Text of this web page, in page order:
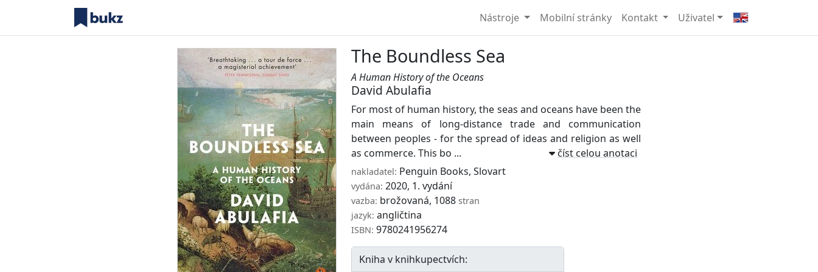
Nástroje Mobilní stránky Kontakt Uživatel
The Boundless Sea
A Human History of the Oceans
David Abulafia
For most of human history, the seas and oceans have been the
main means of long-distance trade and communication
between peoples - for the spread of ideas and religion as well
as commerce. This bo ...
číst celou anotaci
nakladatel: Penguin Books, Slovart
vydána: 2020, 1. vydání
vazba: brožovaná, 1088 stran
jazyk: angličtina
ISBN: 9780241956274
Kniha v knihkupectvích: